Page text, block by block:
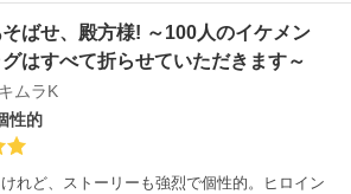
ばせ、殿方様! ～100人のイケメン
はすべて折らせていただきます～
ムラK
性的
れど、ストーリーも強烈で個性的。ヒロイン